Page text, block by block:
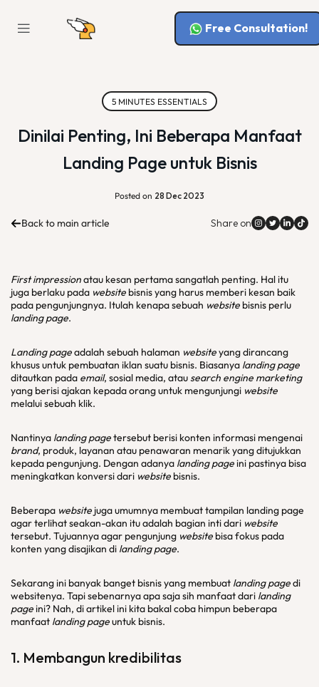
Free Consultation!
5 MINUTES ESSENTIALS
Dinilai Penting, Ini Beberapa Manfaat
Landing Page untuk Bisnis
Posted on 28 Dec 2023
Back to main article Share on
First impressionatau kesan pertama sangatlah penting. Hal itu
juga berlaku pada website bisnis yang harus memberi kesan baik
pada pengunjungnya. Itulah kenapa sebuah website bisnis perlu
landing page.
Landing pageadalah sebuah halaman websiteyang dirancang
khusus untuk pembuatan iklan suatu bisnis. Biasanya landing page
ditautkan pada email, sosial media, atau search engine marketing
yang berisi ajakan kepada orang untuk mengunjungi website
melalui sebuah klik.
Nantinya landing pagetersebut berisi konten informasi mengenai
brand, produk, layanan atau penawaran menarik yang ditujukkan
kepada pengunjung. Dengan adanya landing pageini pastinya bisa
meningkatkan konversi dari website bisnis.
Beberapa website juga umumnya membuat tampilan landing page
agar terlihat seakan-akan itu adalah bagian inti dari website
tersebut. Tujuannya agar pengunjung website bisa fokus pada
konten yang disajikan di landing page.
Sekarang ini banyak banget bisnis yang membuat landing pagedi
websitenya. Tapi sebenarnya apa saja sih manfaat dari landing
pageini? Nah, di artikel ini kita bakal coba himpun beberapa
manfaat landing pageuntuk bisnis.
1. Membangun kredibilitas